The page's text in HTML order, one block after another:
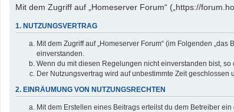
Mit dem Zugriff auf „Homeserver Forum“ („https://
1. NUTZUNGSVERTRAG
Mit dem Zugriff auf „Homeserver Forum“ (im Folgenden
einverstanden.
Wenn du mit diesen Regelungen nicht einverstanden bist,
Der Nutzungsvertrag wird auf unbestimmte Zeit
2. EINRÄUMUNG VON NUTZUNGSRECHTEN
Mit dem Erstellen eines Beitrags erteilst du dem Betreiber